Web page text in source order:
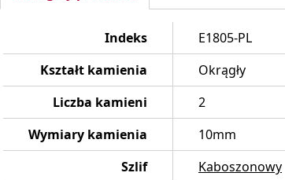
Indeks
E1805-PL
Kształt kamienia
Okrągły
Liczba kamieni
2
Wymiary kamienia
10mm
Szlif
Kaboszonowy